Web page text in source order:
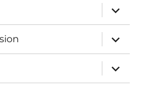
anzeigen
anzeigen
anzeigen